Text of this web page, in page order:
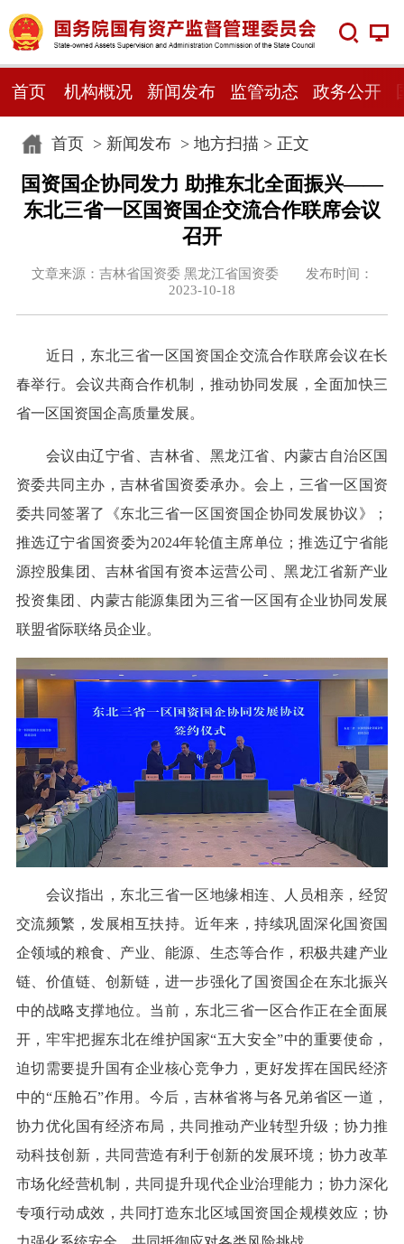
首页 机构概况 新闻发布 监管动态 政务公开
首页> 新闻发布> 地方扫描 > 正文
国资国企协同发力 助推东北全面振兴——
东北三省一区国资国企交流合作联席会议
召开
文章来源：吉林省国资委 黑龙江省国资委 发布时间：
2023-10-18
近日，东北三省一区国资国企交流合作联席会议在长
春举行。会议共商合作机制，推动协同发展，全面加快三
省一区国资国企高质量发展。
会议由辽宁省、吉林省、黑龙江省、内蒙古自治区国
资委共同主办，吉林省国资委承办。会上，三省一区国资
委共同签署了《东北三省一区国资国企协同发展协议》；
推选辽宁省国资委为2024年轮值主席单位；推选辽宁省能
源控股集团、吉林省国有资本运营公司、黑龙江省新产业
投资集团、内蒙古能源集团为三省一区国有企业协同发展
联盟省际联络员企业。
会议指出，东北三省一区地缘相连、人员相亲，经贸
交流频繁，发展相互扶持。近年来，持续巩固深化国资国
企领域的粮食、产业、能源、生态等合作，积极共建产业
链、价值链、创新链，进一步强化了国资国企在东北振兴
中的战略支撑地位。当前，东北三省一区合作正在全面展
开，牢牢把握东北在维护国家“五大安全”中的重要使命，
迫切需要提升国有企业核心竞争力，更好发挥在国民经济
中的“压舱石”作用。今后，吉林省将与各兄弟省区一道，
协力优化国有经济布局，共同推动产业转型升级；协力推
动科技创新，共同营造有利于创新的发展环境；协力改革
市场化经营机制，共同提升现代企业治理能力；协力深化
专项行动成效，共同打造东北区域国资国企规模效应；协